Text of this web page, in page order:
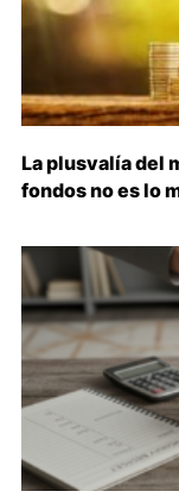
La plusvalía del
fondos no es lo